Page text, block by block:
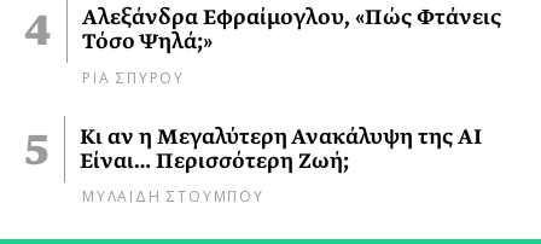
Αλεξάνδρα Εφραίμογλου, «Πώς Φτάνεις
Τόσο Ψηλά;»
ΡΙΑ ΣΠΥΡΟΥ
Κι αν η Μεγαλύτερη Ανακάλυψη της AI
Είναι… Περισσότερη Ζωή;
ΜΥΛΑΙΔΗ ΣΤΟΥΜΠΟΥ